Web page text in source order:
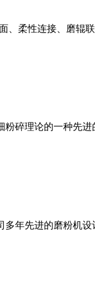
、柔性连接、磨辊
碎理论的一种先
年先进的磨粉机